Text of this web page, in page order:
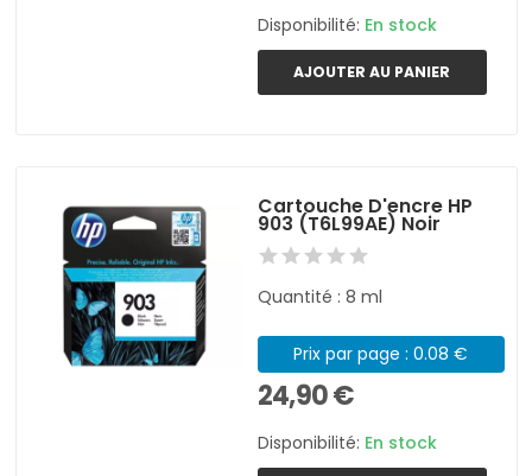
Disponibilité: En stock
AJOUTER AU PANIER
Cartouche D'encre HP
903 (T6L99AE) Noir
Quantité : 8 ml
Prix par page : 0.08 €
24,90 €
Disponibilité: En stock